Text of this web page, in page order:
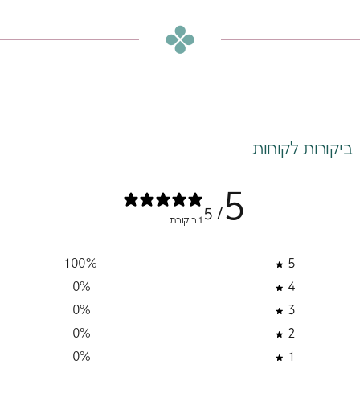
ביקורות לקוחות
5
/ 5 1 ביקורת
5
100%
4
0%
3
0%
2
0%
1
0%